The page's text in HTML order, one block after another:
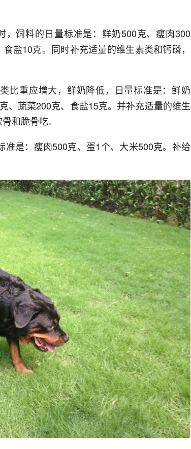
，饲料的日量标准是：鲜奶500克、瘦肉300
盐10克。同时补充适量的维生素类和钙磷，
比重应增大，鲜奶降低，日量标准是：鲜奶
、蔬菜200克、食盐15克。并补充适量的维生
和脆骨吃。
准是：瘦肉500克、蛋1个、大米500克。补给